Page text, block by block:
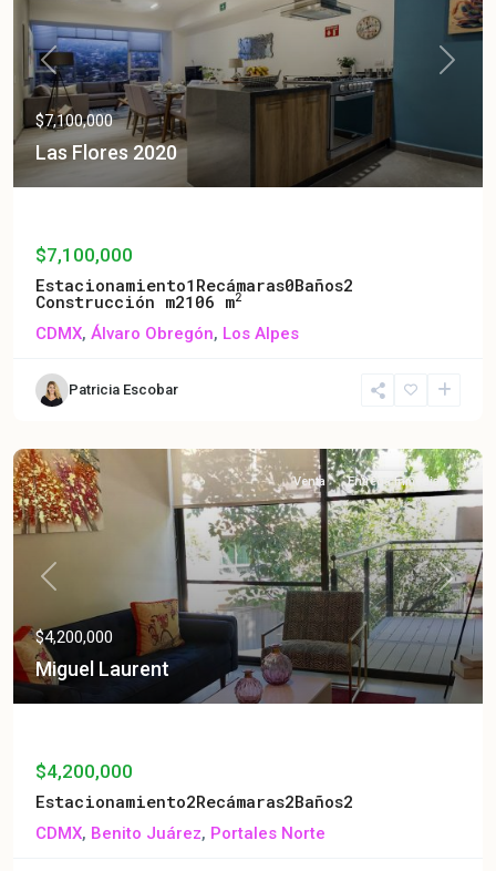
Previous Next
$7,100,000
Las Flores 2020
$7,100,000
Estacionamiento1 Recámaras0Baños2
Construcción m2106 m2
CDMX, Álvaro Obregón, Los Alpes
Patricia Escobar
Previous Next
Venta Entrega Inmediata
$4,200,000
Miguel Laurent
$4,200,000
Estacionamiento2Recámaras2Baños2
CDMX, Benito Juárez, Portales Norte